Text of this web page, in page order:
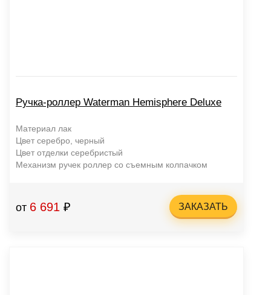
Ручка-роллер Waterman Hemisphere Deluxe
Материал лак
Цвет серебро, черный
Цвет отделки серебристый
Механизм ручек роллер со съемным колпачком
от 6 691 ₽ ЗАКАЗАТЬ